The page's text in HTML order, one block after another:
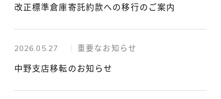
改正標準倉庫寄託約款への移行のご案内
2026.05.27 重要なお知らせ
中野支店移転のお知らせ